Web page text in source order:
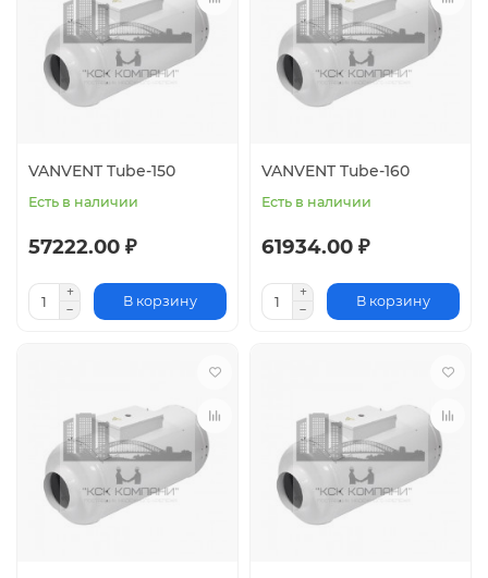
VANVENT Tube-150
Есть в наличии
57222.00 ₽
В корзину
VANVENT Tube-160
Есть в наличии
61934.00 ₽
В корзину